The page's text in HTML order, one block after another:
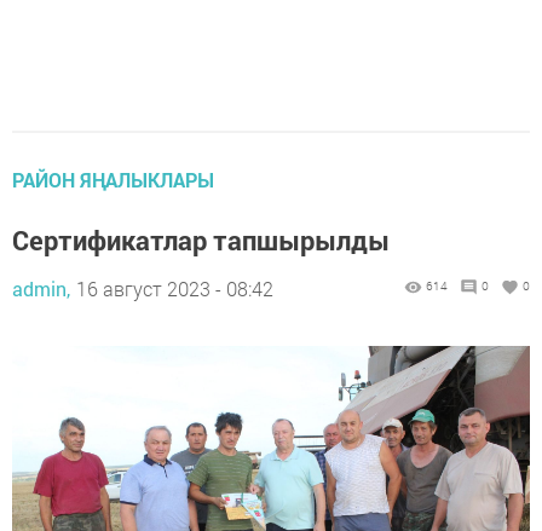
РАЙОН ЯҢАЛЫКЛАРЫ
Сертификатлар тапшырылды
admin, 16 август 2023 - 08:42 614 0 0